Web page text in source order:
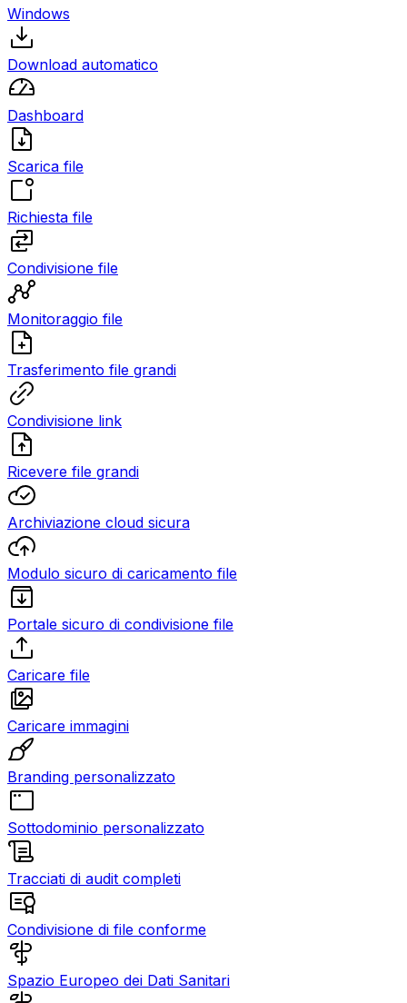
Windows
Download automatico
Dashboard
Scarica file
Richiesta file
Condivisione file
Monitoraggio file
Trasferimento file grandi
Condivisione link
Ricevere file grandi
Archiviazione cloud sicura
Modulo sicuro di caricamento file
Portale sicuro di condivisione file
Caricare file
Caricare immagini
Branding personalizzato
Sottodominio personalizzato
Tracciati di audit completi
Condivisione di file conforme
Spazio Europeo dei Dati Sanitari